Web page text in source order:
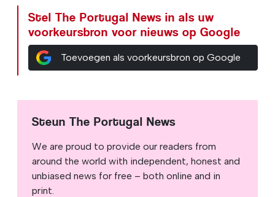
Stel The Portugal News in als uw
voorkeursbron voor nieuws op Google
Toevoegen als voorkeursbron op Google
Steun The Portugal News
We are proud to provide our readers from
around the world with independent, honest and
unbiased news for free – both online and in
print.